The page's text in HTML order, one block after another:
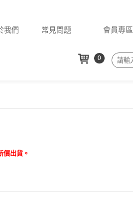
我們 常見問題 會員專區
0
價出貨。